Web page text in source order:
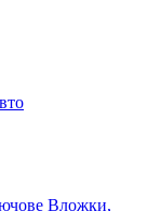
Вложки,